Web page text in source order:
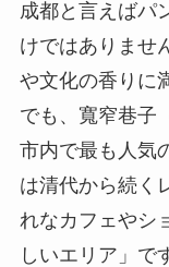
成都と言えばパ
けではありませ
や文化の香りに
でも、寬窄巷子
市内で最も人気
は清代から続く
れなカフェやシ
しいエリア」で